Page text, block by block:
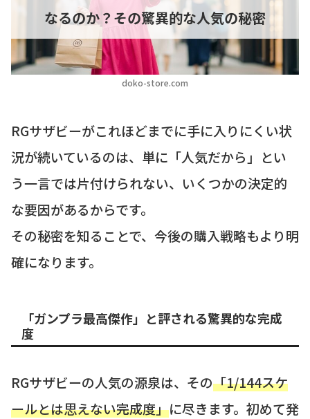
doko-store.com
なるのか？その驚異的な人気の秘密
RGサザビーがこれほどまでに手に入りにくい状
況が続いているのは、単に「人気だから」とい
う一言では片付けられない、いくつかの決定的
な要因があるからです。
その秘密を知ることで、今後の購入戦略もより明
確になります。
「ガンプラ最高傑作」と評される驚異的な完成
度
RGサザビーの人気の源泉は、その「1/144スケ
ールとは思えない完成度」に尽きます。初めて発